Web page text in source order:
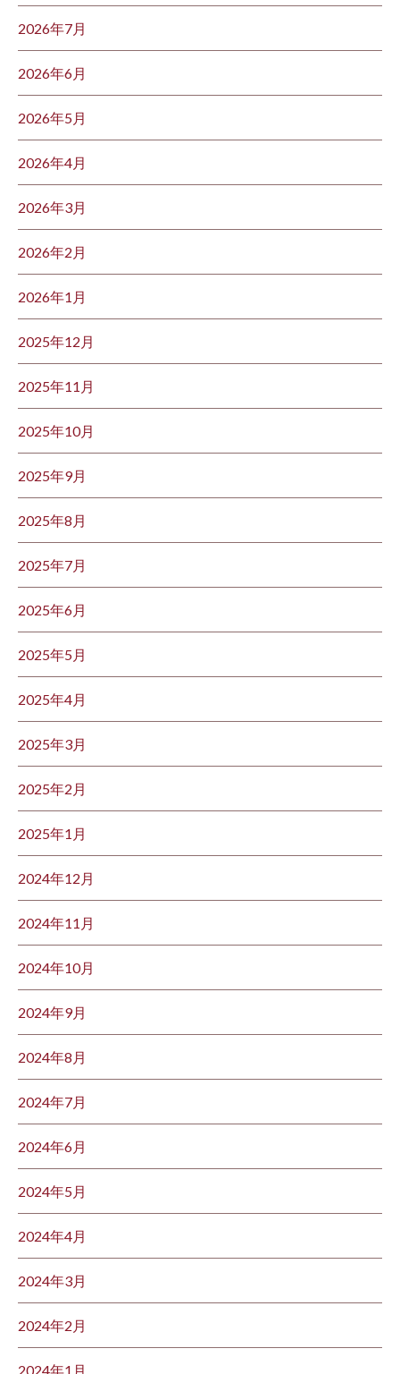
2026年7月
2026年6月
2026年5月
2026年4月
2026年3月
2026年2月
2026年1月
2025年12月
2025年11月
2025年10月
2025年9月
2025年8月
2025年7月
2025年6月
2025年5月
2025年4月
2025年3月
2025年2月
2025年1月
2024年12月
2024年11月
2024年10月
2024年9月
2024年8月
2024年7月
2024年6月
2024年5月
2024年4月
2024年3月
2024年2月
2024年1月